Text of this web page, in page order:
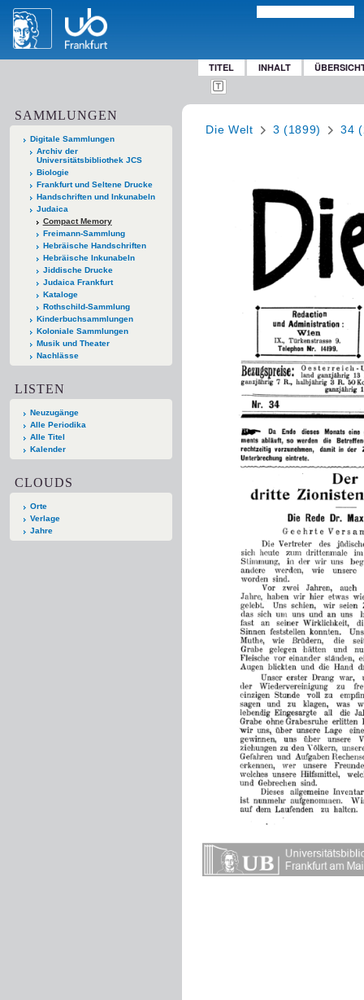
TITEL INHALT
SAMMLUNGEN
Digitale Sammlungen
Archiv der
Universitätsbibliothek JCS
Biologie
Frankfurt und Seltene Drucke
Handschriften und Inkunabeln
Judaica
Compact Memory
Freimann-Sammlung
Hebräische Handschriften
Hebräische Inkunabeln
Jiddische Drucke
Judaica Frankfurt
Kataloge
Rothschild-Sammlung
Kinderbuchsammlungen
Koloniale Sammlungen
Musik und Theater
Nachlässe
LISTEN
Neuzugänge
Alle Periodika
Alle Titel
Kalender
CLOUDS
Orte
Verlage
Jahre
Die Welt 3 (1899) 34